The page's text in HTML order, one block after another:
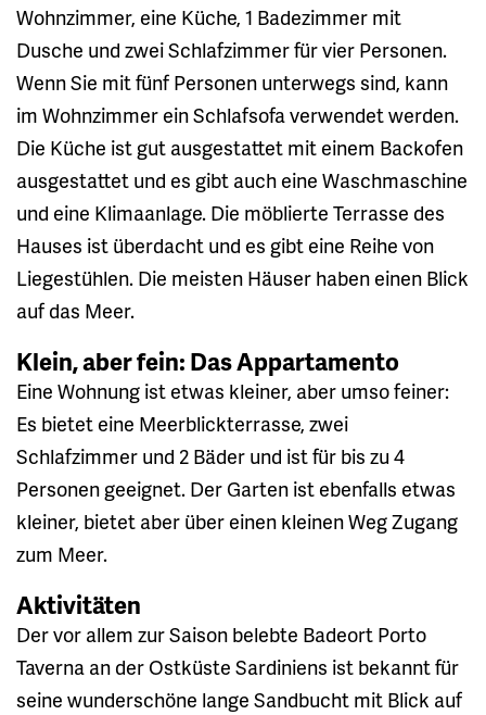
Wohnzimmer, eine Küche, 1 Badezimmer mit
Dusche und zwei Schlafzimmer für vier Personen.
Wenn Sie mit fünf Personen unterwegs sind, kann
im Wohnzimmer ein Schlafsofa verwendet werden.
Die Küche ist gut ausgestattet mit einem Backofen
ausgestattet und es gibt auch eine Waschmaschine
und eine Klimaanlage. Die möblierte Terrasse des
Hauses ist überdacht und es gibt eine Reihe von
Liegestühlen. Die meisten Häuser haben einen Blick
auf das Meer.
Klein, aber fein: Das Appartamento
Eine Wohnung ist etwas kleiner, aber umso feiner:
Es bietet eine Meerblickterrasse, zwei
Schlafzimmer und 2 Bäder und ist für bis zu 4
Personen geeignet. Der Garten ist ebenfalls etwas
kleiner, bietet aber über einen kleinen Weg Zugang
zum Meer.
Aktivitäten
Der vor allem zur Saison belebte Badeort Porto
Taverna an der Ostküste Sardiniens ist bekannt für
seine wunderschöne lange Sandbucht mit Blick auf